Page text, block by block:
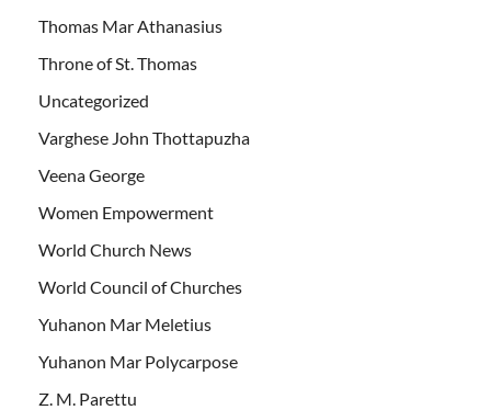
Thomas Mar Athanasius
Throne of St. Thomas
Uncategorized
Varghese John Thottapuzha
Veena George
Women Empowerment
World Church News
World Council of Churches
Yuhanon Mar Meletius
Yuhanon Mar Polycarpose
Z. M. Parettu